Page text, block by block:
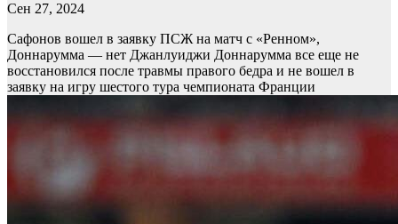
Сен 27, 2024
Сафонов вошел в заявку ПСЖ на матч с «Ренном»,
Доннарумма — нет Джанлуиджи Доннарумма все еще не
восстановился после травмы правого бедра и не вошел в
заявку на игру шестого тура чемпионата Франции